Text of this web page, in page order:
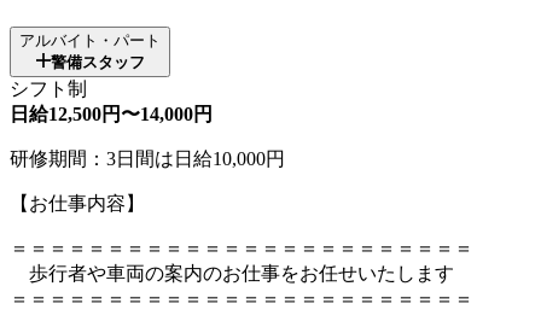
アルバイト・パート
警備スタッフ
シフト制
日給12,500円〜14,000円
研修期間：3日間は日給10,000円
【お仕事内容】
＝＝＝＝＝＝＝＝＝＝＝＝＝＝＝＝＝＝＝＝＝＝＝＝
歩行者や車両の案内のお仕事をお任せいたします
＝＝＝＝＝＝＝＝＝＝＝＝＝＝＝＝＝＝＝＝＝＝＝＝